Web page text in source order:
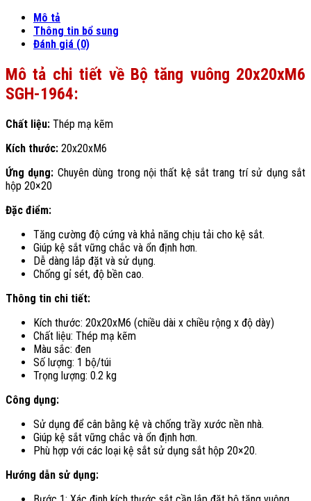
1964
số
lượng
Mô tả
Thông tin bổ sung
Đánh giá (0)
Mô tả chi tiết về Bộ tăng vuông 20x20xM6
SGH-1964:
Chất liệu: Thép mạ kẽm
Kích thước: 20x20xM6
Ứng dụng: Chuyên dùng trong nội thất kệ sắt trang trí sử dụng sắt
hộp 20×20
Đặc điểm:
Tăng cường độ cứng và khả năng chịu tải cho kệ sắt.
Giúp kệ sắt vững chắc và ổn định hơn.
Dễ dàng lắp đặt và sử dụng.
Chống gỉ sét, độ bền cao.
Thông tin chi tiết:
Kích thước: 20x20xM6 (chiều dài x chiều rộng x độ dày)
Chất liệu: Thép mạ kẽm
Màu sắc: đen
Số lượng: 1 bộ/túi
Trọng lượng: 0.2 kg
Công dụng:
Sử dụng để cân bằng kệ và chống trầy xước nền nhà.
Giúp kệ sắt vững chắc và ổn định hơn.
Phù hợp với các loại kệ sắt sử dụng sắt hộp 20×20.
Hướng dẫn sử dụng: